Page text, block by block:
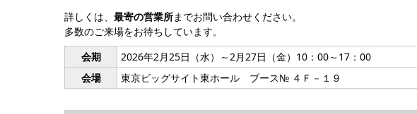
詳しくは、 最寄の営業所までお問い合わせください。
多数のご来場をお待ちしています。
会期
2026年2月25日（水）～2月27日（金）10：00～17：00
会場
東京ビッグサイト東ホール ブース№ ４Ｆ－１９